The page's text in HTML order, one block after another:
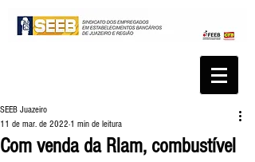
Com venda da Rlam, combustível
SEEB Juazeiro
11 de mar. de 2022 1 min de leitura